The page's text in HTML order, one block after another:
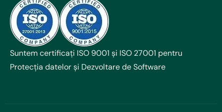
Suntem certificați ISO 9001 și ISO 27001 pentru
Protecția datelor și Dezvoltare de Software